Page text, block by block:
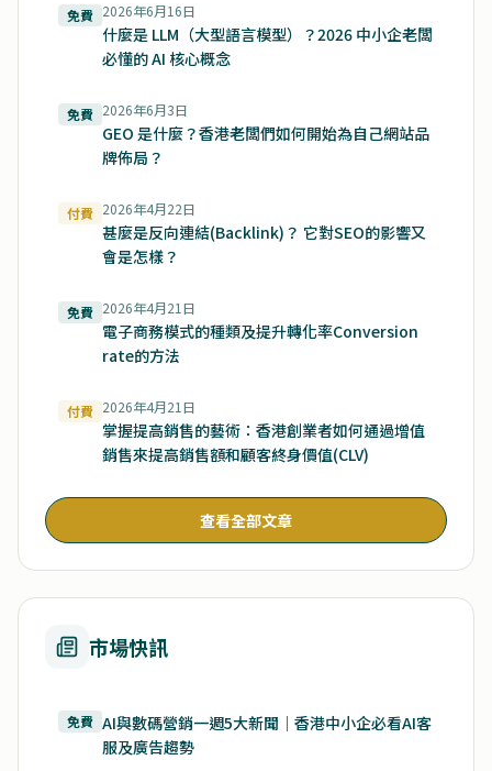
免費 2026年6月16日
什麼是 LLM（大型語言模型）？2026 中小企老闆
必懂的 AI 核心概念
免費 2026年6月3日
GEO 是什麼？香港老闆們如何開始為自己網站品
牌佈局？
付費 2026年4月22日
甚麼是反向連結(Backlink)？ 它對SEO的影響又
會是怎樣？
免費 2026年4月21日
電子商務模式的種類及提升轉化率Conversion
rate的方法
付費 2026年4月21日
掌握提高銷售的藝術：香港創業者如何通過增值
銷售來提高銷售額和顧客終身價值(CLV)
查看全部文章
市場快訊
免費 AI與數碼營銷一週5大新聞｜香港中小企必看AI客
服及廣告趨勢